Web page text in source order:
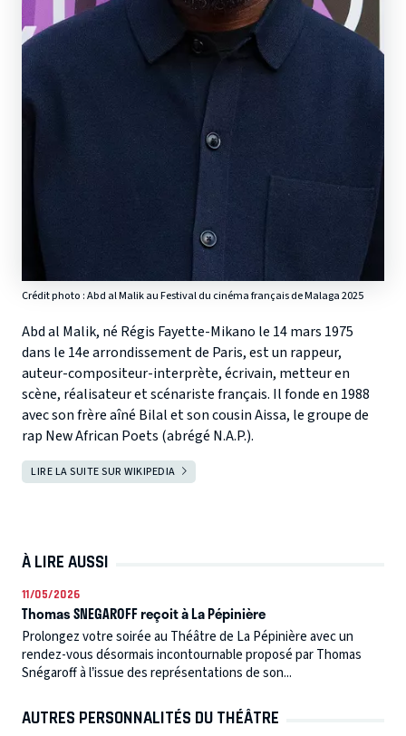
Crédit photo : Abd al Malik au Festival du cinéma français de Malaga 2025
Abd al Malik, né Régis Fayette-Mikano le 14 mars 1975
dans le 14e arrondissement de Paris, est un rappeur,
auteur-compositeur-interprète, écrivain, metteur en
scène, réalisateur et scénariste français. Il fonde en 1988
avec son frère aîné Bilal et son cousin Aissa, le groupe de
rap New African Poets (abrégé N.A.P.).
LIRE LA SUITE SUR WIKIPEDIA
À LIRE AUSSI
11/05/2026
Thomas SNEGAROFF reçoit à La Pépinière
Prolongez votre soirée au Théâtre de La Pépinière avec un
rendez-vous désormais incontournable proposé par Thomas
Snégaroff à l’issue des représentations de son...
AUTRES PERSONNALITÉS DU THÉÂTRE